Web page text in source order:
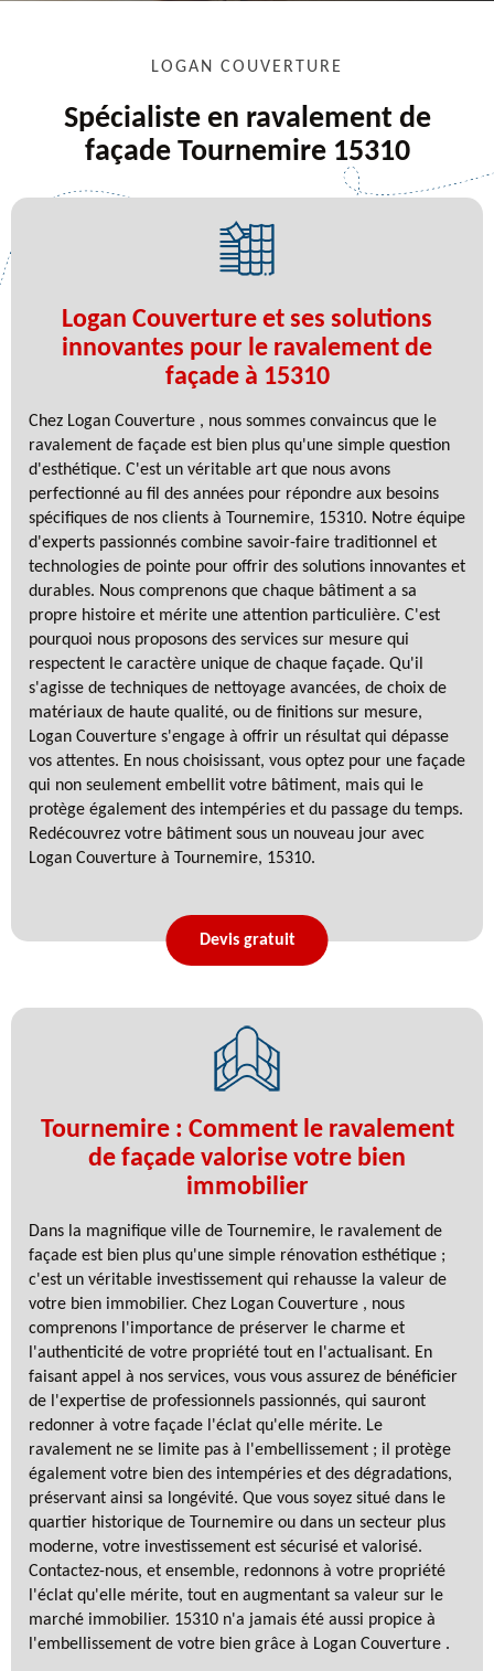
LOGAN COUVERTURE
Spécialiste en ravalement de
façade Tournemire 15310
Logan Couverture et ses solutions
innovantes pour le ravalement de
façade à 15310
Chez Logan Couverture , nous sommes convaincus que le
ravalement de façade est bien plus qu'une simple question
d'esthétique. C'est un véritable art que nous avons
perfectionné au fil des années pour répondre aux besoins
spécifiques de nos clients à Tournemire, 15310. Notre équipe
d'experts passionnés combine savoir-faire traditionnel et
technologies de pointe pour offrir des solutions innovantes et
durables. Nous comprenons que chaque bâtiment a sa
propre histoire et mérite une attention particulière. C'est
pourquoi nous proposons des services sur mesure qui
respectent le caractère unique de chaque façade. Qu'il
s'agisse de techniques de nettoyage avancées, de choix de
matériaux de haute qualité, ou de finitions sur mesure,
Logan Couverture s'engage à offrir un résultat qui dépasse
vos attentes. En nous choisissant, vous optez pour une façade
qui non seulement embellit votre bâtiment, mais qui le
protège également des intempéries et du passage du temps.
Redécouvrez votre bâtiment sous un nouveau jour avec
Logan Couverture à Tournemire, 15310.
Devis gratuit
Tournemire : Comment le ravalement
de façade valorise votre bien
immobilier
Dans la magnifique ville de Tournemire, le ravalement de
façade est bien plus qu'une simple rénovation esthétique ;
c'est un véritable investissement qui rehausse la valeur de
votre bien immobilier. Chez Logan Couverture , nous
comprenons l'importance de préserver le charme et
l'authenticité de votre propriété tout en l'actualisant. En
faisant appel à nos services, vous vous assurez de bénéficier
de l'expertise de professionnels passionnés, qui sauront
redonner à votre façade l'éclat qu'elle mérite. Le
ravalement ne se limite pas à l'embellissement ; il protège
également votre bien des intempéries et des dégradations,
préservant ainsi sa longévité. Que vous soyez situé dans le
quartier historique de Tournemire ou dans un secteur plus
moderne, votre investissement est sécurisé et valorisé.
Contactez-nous, et ensemble, redonnons à votre propriété
l'éclat qu'elle mérite, tout en augmentant sa valeur sur le
marché immobilier. 15310 n'a jamais été aussi propice à
l'embellissement de votre bien grâce à Logan Couverture .